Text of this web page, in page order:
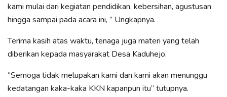
kami mulai dari kegiatan pendidikan, kebersihan, agustusan
hingga sampai pada acara ini, ” Ungkapnya.
Terima kasih atas waktu, tenaga juga materi yang telah
diberikan kepada masyarakat Desa Kaduhejo.
“Semoga tidak melupakan kami dan kami akan menunggu
kedatangan kaka-kaka KKN kapanpun itu” tutupnya.